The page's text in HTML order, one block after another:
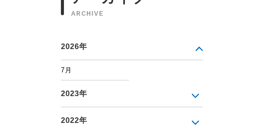
ARCHIVE
2026年
7月
2023年
2022年